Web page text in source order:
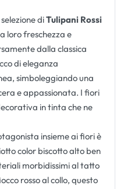
diTulipani Rossi
loro freschezza e
dalla classica
di eleganza
simboleggiando una
e appassionata. I fiori
in tinta che ne
insieme ai fiori è
color biscotto alto ben
morbidissimi al tatto
rosso al collo, questo